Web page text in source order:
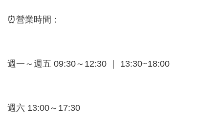
⏰營業時間：
週一～週五 09:30～12:30 ｜ 13:30~18:00
週六 13:00～17:30